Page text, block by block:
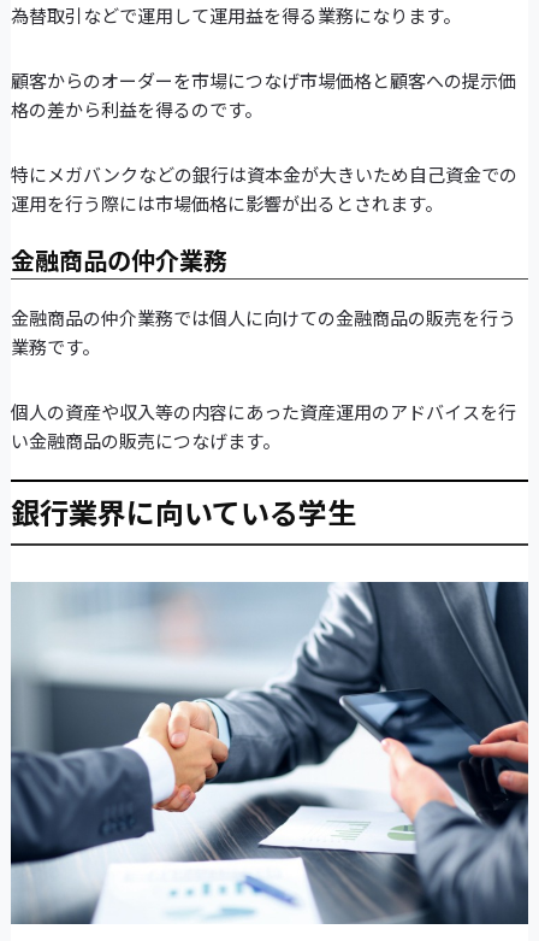
為替取引などで運用して運用益を得る業務になります。
顧客からのオーダーを市場につなげ市場価格と顧客への提示価
格の差から利益を得るのです。
特にメガバンクなどの銀行は資本金が大きいため自己資金での
運用を行う際には市場価格に影響が出るとされます。
金融商品の仲介業務
金融商品の仲介業務では個人に向けての金融商品の販売を行う
業務です。
個人の資産や収入等の内容にあった資産運用のアドバイスを行
い金融商品の販売につなげます。
銀行業界に向いている学生